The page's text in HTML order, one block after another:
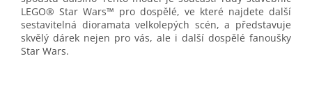
LEGO® Star Wars™ pro dospělé, ve které najdete další
sestavitelná dioramata velkolepých scén, a představuje
skvělý dárek nejen pro vás, ale i další dospělé fanoušky
Star Wars.